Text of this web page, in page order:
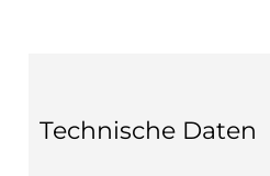
Technische Daten